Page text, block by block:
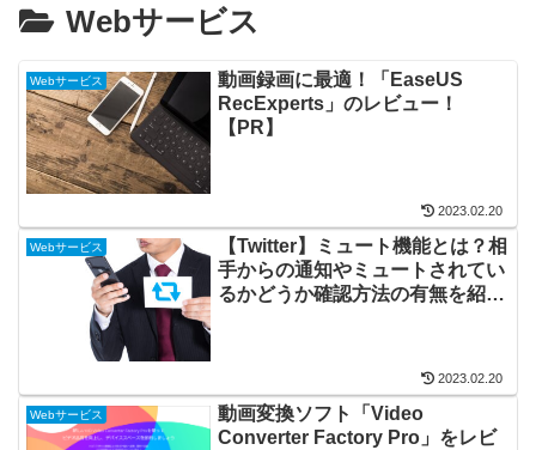
Webサービス
Webサービス
動画録画に最適！「EaseUS
RecExperts」のレビュー！
【PR】
2023.02.20
Webサービス
【Twitter】ミュート機能とは？相
手からの通知やミュートされてい
るかどうか確認方法の有無を紹
2023.02.20
Webサービス
動画変換ソフト「Video
Converter Factory Pro」をレビ